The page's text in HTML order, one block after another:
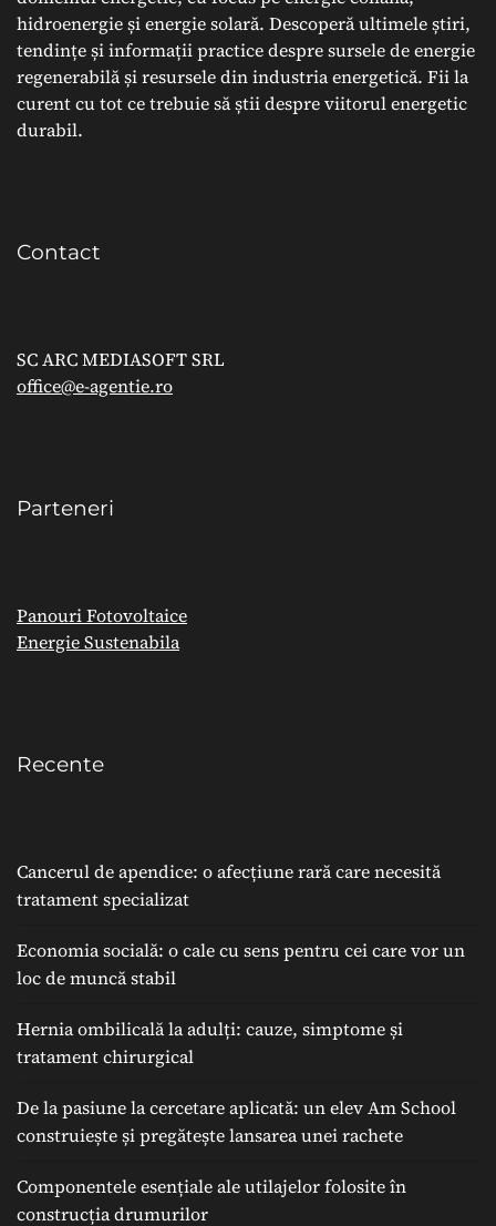
hidroenergie și energie solară. Descoperă ultimele știri,
tendințe și informații practice despre sursele de energie
regenerabilă și resursele din industria energetică. Fii la
curent cu tot ce trebuie să știi despre viitorul energetic
durabil.
Contact
SC ARC MEDIASOFT SRL
office@e-agentie.ro
Parteneri
Panouri Fotovoltaice
Energie Sustenabila
Recente
Cancerul de apendice: o afecțiune rară care necesită
tratament specializat
Economia socială: o cale cu sens pentru cei care vor un
loc de muncă stabil
Hernia ombilicală la adulți: cauze, simptome și
tratament chirurgical
De la pasiune la cercetare aplicată: un elev Am School
construiește și pregătește lansarea unei rachete
Componentele esențiale ale utilajelor folosite în
construcția drumurilor